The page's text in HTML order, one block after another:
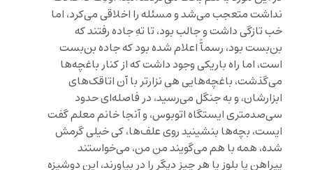
نداشت متعجب می‌شد و مسئله را اخلاقی می‌کرد، اما
خب تازگی داشت و جالب بود، تا تهِ جاده رفتند که
بن‌بست بود، رسمآً اعلام شده بود که جاده بن‌بست
است، اما راه باریکی وجود داشت که از کنار باغچه‌ها
می‌گذشت، باغچه‌هایی هی نزارتر با آن اتاقک‌های
ابزارشان، و به جنگل می‌رسید، در فاصله‌ای حدود
سی‌صدمتری ایستگاه اتوبوس، و آنجا خانم معلم گفت
ایست، بچه‌ها بنشینید روی علف‌ها، کی خیلی گرمش
شده، همه با هم می‌گویند من من، می‌خواستند
پیراهن یا بلوز یا هر چیز دیگر را در بیاورند، این دوشیزه